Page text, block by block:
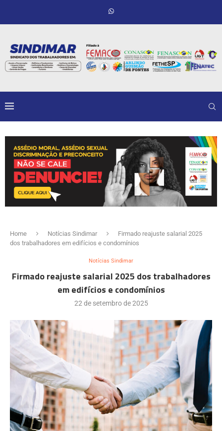
Home Notícias Sindimar
Firmado reajuste salarial 2025
dos trabalhadores em edifícios e condomínios
Notícias Sindimar
Firmado reajuste salarial 2025 dos trabalhadores
em edifícios e condomínios
22 de setembro de 2025